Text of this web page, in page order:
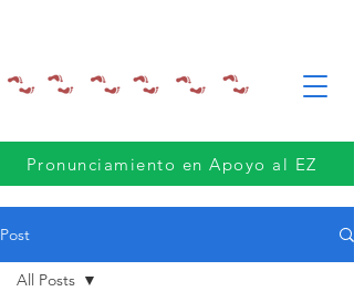
Pronunciamiento en Apoyo al EZ
Post
All Posts